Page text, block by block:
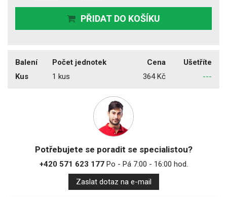
PŘIDAT DO KOŠÍKU
Balení Počet jednotek Cena
Ušetříte
Kus
1 kus 364 Kč ---
Potřebujete se poradit se specialistou?
+420 571 623 177Po - Pá 7:00 - 16:00 hod.
Zaslat dotaz na e-mail